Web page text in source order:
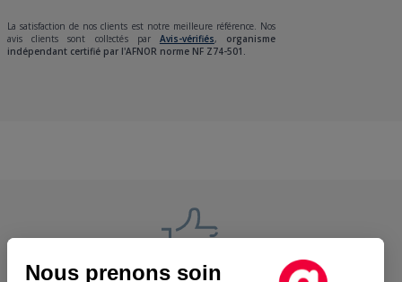
La satisfaction de nos clients est notre meilleure référence. Nos
avis clients sont collectés par Avis-vérifiés, organisme
indépendant certifié par l'AFNOR norme NF Z74-501.
Nous prenons soin